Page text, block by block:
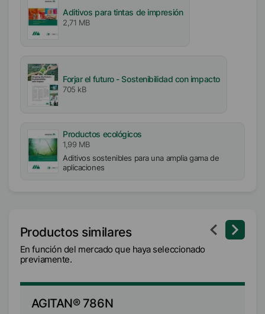
Aditivos para tintas de impresión
2,71 MB
Forjar el futuro - Sostenibilidad con impacto
705 kB
Productos ecológicos
1,99 MB
Aditivos sostenibles para una amplia gama de
aplicaciones
Productos similares
En función del mercado que haya seleccionado
previamente.
AGITAN® 786N